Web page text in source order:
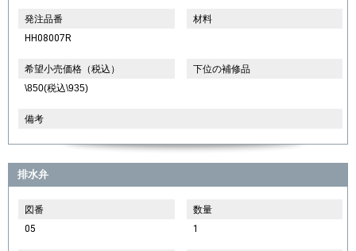
発注品番
HH08007R
材料
希望小売価格（税込）
\850(税込\935)
下位の補修品
備考
排水弁
図番
05
数量
1